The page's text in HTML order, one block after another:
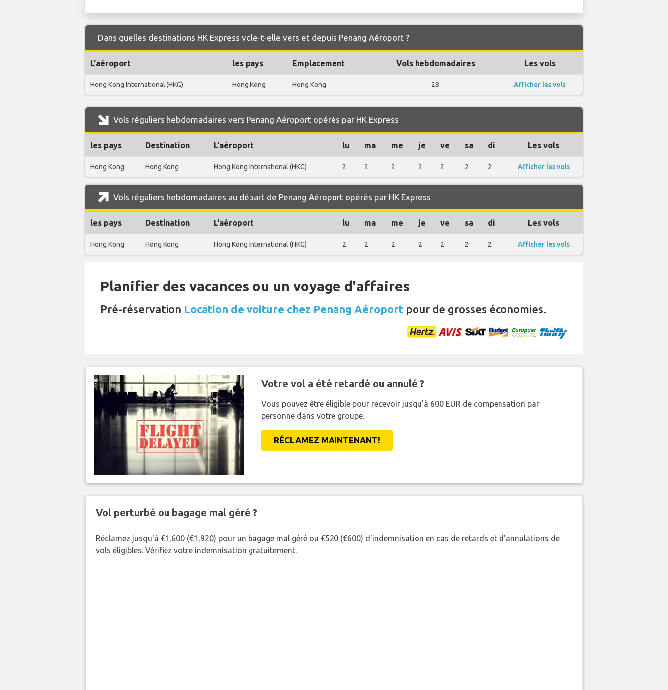
Dans quelles destinations HK Express vole-t-elle vers et depuis Penang Aéroport ?
L'aéroport les pays Emplacement Vols hebdomadaires Les vols
Hong Kong International (HKG) Hong Kong Hong Kong 28 Afficher les vols
Vols réguliers hebdomadaires vers Penang Aéroport opérés par HK Express
les pays Destination L'aéroport lu ma me je ve sa di Les vols
Hong Kong Hong Kong Hong Kong International (HKG) 2 2 2 2 2 2 2 Afficher les vols
Vols réguliers hebdomadaires au départ de Penang Aéroport opérés par HK Express
les pays Destination L'aéroport lu ma me je ve sa di Les vols
Hong Kong Hong Kong Hong Kong International (HKG) 2 2 2 2 2 2 2 Afficher les vols
Planifier des vacances ou un voyage d'affaires
Pré-réservation Location de voiture chez Penang Aéroport pour de grosses économies.
Votre vol a été retardé ou annulé ?
Vous pouvez être éligible pour recevoir jusqu'à 600 EUR de compensation par
personne dans votre groupe.
RÉCLAMEZ MAINTENANT!
Vol perturbé ou bagage mal géré ?
Réclamez jusqu'à £1,600 (€1,920) pour un bagage mal géré ou £520 (€600) d'indemnisation en cas de retards et d'annulations de
vols éligibles. Vérifiez votre indemnisation gratuitement.